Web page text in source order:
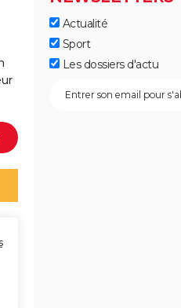
Actualité
Sport
Les dossiers d'actu